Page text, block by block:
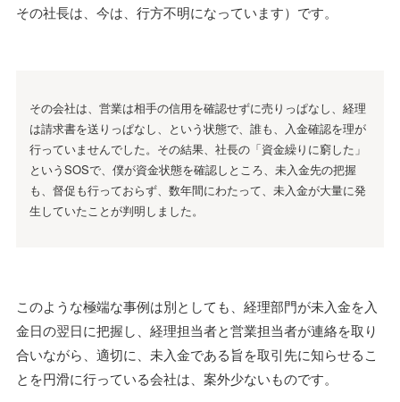
その社長は、今は、行方不明になっています）です。
その会社は、営業は相手の信用を確認せずに売りっぱなし、経理
は請求書を送りっぱなし、という状態で、誰も、入金確認を理が
行っていませんでした。その結果、社長の「資金繰りに窮した」
というSOSで、僕が資金状態を確認しところ、未入金先の把握
も、督促も行っておらず、数年間にわたって、未入金が大量に発
生していたことが判明しました。
このような極端な事例は別としても、経理部門が未入金を入
金日の翌日に把握し、経理担当者と営業担当者が連絡を取り
合いながら、適切に、未入金である旨を取引先に知らせるこ
とを円滑に行っている会社は、案外少ないものです。